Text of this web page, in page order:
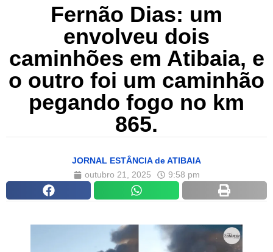
Fernão Dias: um
envolveu dois
caminhões em Atibaia, e
o outro foi um caminhão
pegando fogo no km
865.
JORNAL ESTÂNCIA de ATIBAIA
outubro 21, 2025
9:58 pm